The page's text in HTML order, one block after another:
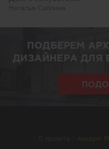
ПОДБЕРЕМ
ДИЗАЙНЕРА ДЛЯ
О проекте Аккаунт